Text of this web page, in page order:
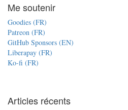
Me soutenir
Goodies (FR)
Patreon (FR)
GitHub Sponsors (EN)
Liberapay (FR)
Ko-fi (FR)
Articles récents